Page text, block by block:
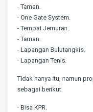
- Taman.
- One Gate System.
- Tempat Jemuran.
- Taman.
- Lapangan Bulutangkis.
- Lapangan Tenis.
Tidak hanya itu, namun
sebagai berikut:
- Bisa KPR.